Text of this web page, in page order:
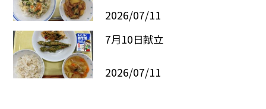
2026/07/11
7月10日献立
2026/07/11